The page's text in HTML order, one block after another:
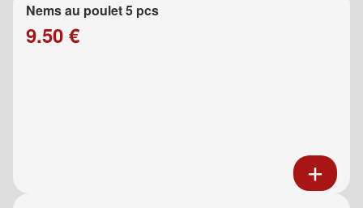
Nems au poulet 5 pcs
9.50 €